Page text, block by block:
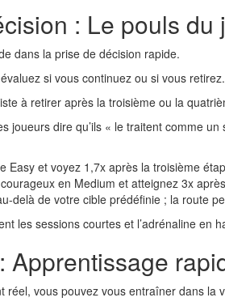
: Le pouls du
dans la prise de décision rapide.
si vous continuez ou si vous retirez.
à retirer après la troisième ou la
joueurs dire qu’ils « le traitent comme
Easy et voyez 1,7x après la troisième
en Medium et atteignez 3x
delà de votre cible prédéfinie ; la route
les sessions courtes et l’adrénaline en
Apprentissage
réel, vous pouvez vous entraîner dans